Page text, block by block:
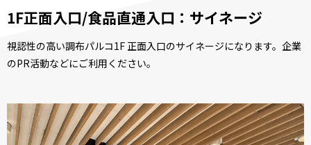
1F正面入口/食品直通入口：サイネージ
視認性の高い調布パルコ1F 正面入口のサイネージになります。企業
のPR活動などにご利用ください。